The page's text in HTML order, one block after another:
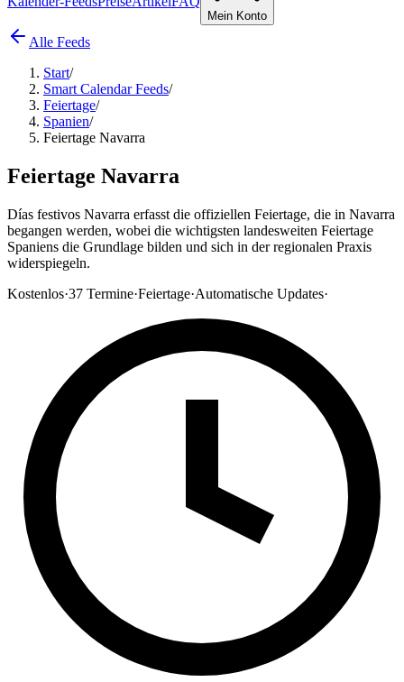
Mein Konto
Alle Feeds
Start/
Smart Calendar Feeds/
Feiertage/
Spanien/
Feiertage Navarra
Feiertage Navarra
Días festivos Navarra erfasst die offiziellen Feiertage, die in Navarra
begangen werden, wobei die wichtigsten landesweiten Feiertage
Spaniens die Grundlage bilden und sich in der regionalen Praxis
widerspiegeln.
Kostenlos·37 Termine·Feiertage·Automatische Updates·